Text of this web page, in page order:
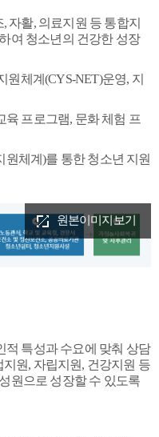
자활, 의료지원 등 통합지
여 청소년의 건강한 성장
체계(CYS-NET)운영, 지
육 프로그램, 문화 체험 프
체계)를 통한 청소년 지원
원본이미지보기
적 특성과 수요에 맞춰 상담
원, 자립지원, 건강지원 등
원으로 성장할 수 있도록